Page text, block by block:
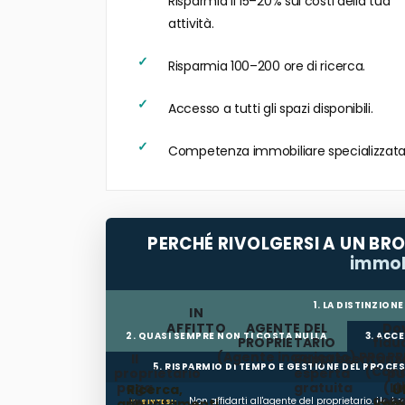
attività.
Risparmia 100–200 ore di ricerca.
Accesso a tutti gli spazi disponibili.
Competenza immobiliare
PERCHÉ RIVOLGERSI A UN
1. LA
AGENTE DEL
PROPRIETARIO
(Agente incaricato)
IN
AFFITTO
2. QUASI SEMPRE NON TI COSTA NULLA 3.
proprietario
paga
esperta
gratuita
5. RISPARMIO DI TEMPO E GESTIONE DEL
Ricerca,
IN SINTESI:
Non affidarti all'agente del proprietario. Un